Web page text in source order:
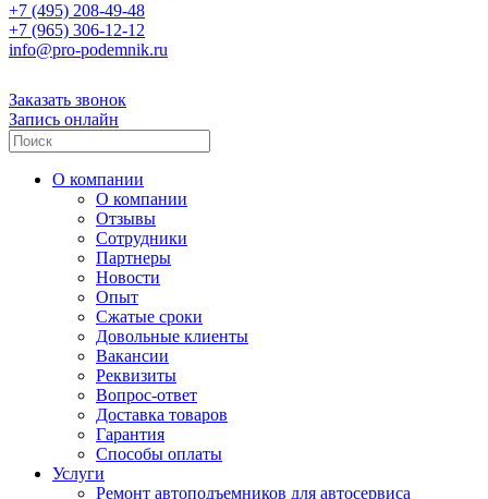
+7 (495) 208-49-48
+7 (965) 306-12-12
info@pro-podemnik.ru
Заказать звонок
Запись онлайн
О компании
О компании
Отзывы
Сотрудники
Партнеры
Новости
Опыт
Сжатые сроки
Довольные клиенты
Вакансии
Реквизиты
Вопрос-ответ
Доставка товаров
Гарантия
Способы оплаты
Услуги
Ремонт автоподъемников для автосервиса